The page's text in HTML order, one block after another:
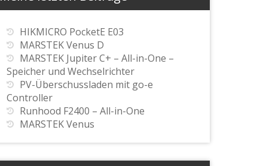
HIKMICRO PocketE E03
MARSTEK Venus D
MARSTEK Jupiter C+ – All-in-One –
Speicher und Wechselrichter
PV-Überschussladen mit go-e
Controller
Runhood F2400 – All-in-One
MARSTEK Venus